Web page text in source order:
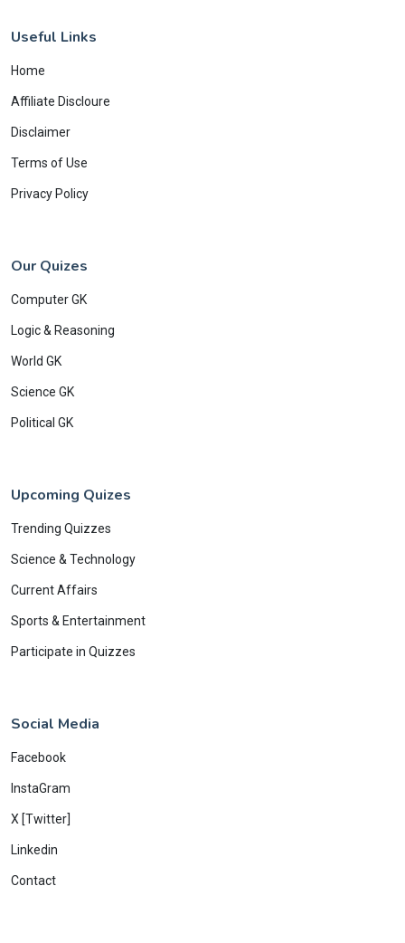
Useful Links
Home
Affiliate Discloure
Disclaimer
Terms of Use
Privacy Policy
Our Quizes
Computer GK
Logic & Reasoning
World GK
Science GK
Political GK
Upcoming Quizes
Trending Quizzes
Science & Technology
Current Affairs
Sports & Entertainment
Participate in Quizzes
Social Media
Facebook
InstaGram
X [Twitter]
Linkedin
Contact